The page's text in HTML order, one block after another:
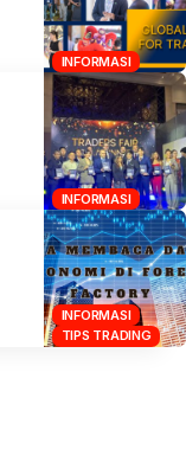
INFORMASI
INFORMASI
INFORMASI
TIPS TRADING